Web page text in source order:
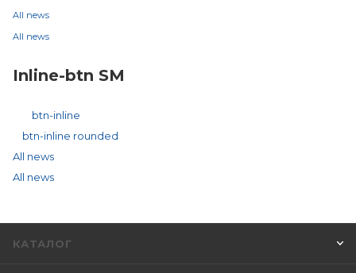
All news
All news
Inline-btn SM
btn-inline
btn-inline rounded
All news
All news
КАТАЛОГ